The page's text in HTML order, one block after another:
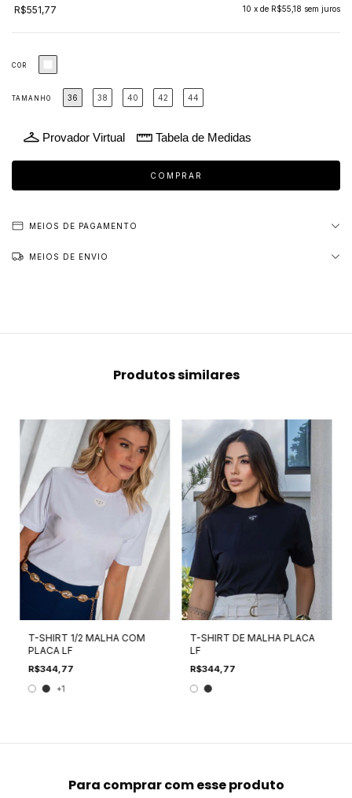
R$551,77 10 x de R$55,18 sem juros
COR
TAMANHO 36 38 40 42 44
Provador Virtual Tabela de Medidas
MEIOS DE PAGAMENTO
MEIOS DE ENVIO
Produtos similares
T-SHIRT 1/2 MALHA COM
PLACA LF
R$344,77
+1
T-SHIRT DE MALHA PLACA
LF
R$344,77
Para comprar com esse produto